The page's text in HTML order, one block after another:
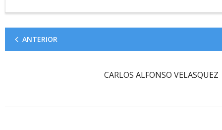
ANTERIOR
CARLOS ALFONSO VELASQUEZ